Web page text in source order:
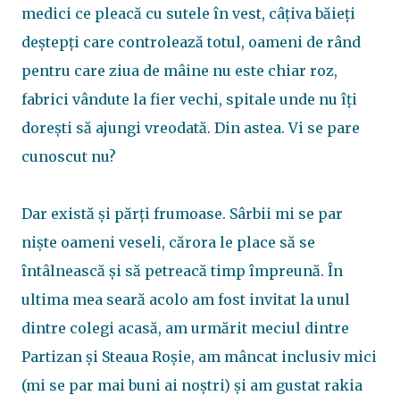
medici ce pleacă cu sutele în vest, câțiva băieți
deștepți care controlează totul, oameni de rând
pentru care ziua de mâine nu este chiar roz,
fabrici vândute la fier vechi, spitale unde nu îți
dorești să ajungi vreodată. Din astea. Vi se pare
cunoscut nu?
Dar există și părți frumoase. Sârbii mi se par
niște oameni veseli, cărora le place să se
întâlnească și să petreacă timp împreună. În
ultima mea seară acolo am fost invitat la unul
dintre colegi acasă, am urmărit meciul dintre
Partizan și Steaua Roșie, am mâncat inclusiv mici
(mi se par mai buni ai noștri) și am gustat rakia